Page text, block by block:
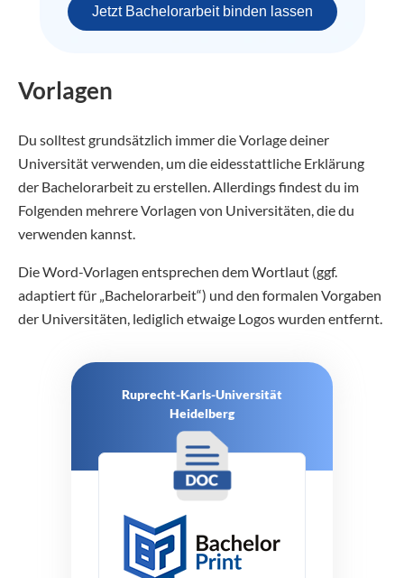
Jetzt Bachelorarbeit binden lassen
Vorlagen
Du solltest grundsätzlich immer die Vorlage deiner
Universität verwenden, um die eidesstattliche Erklärung
der Bachelorarbeit zu erstellen. Allerdings findest du im
Folgenden mehrere Vorlagen von Universitäten, die du
verwenden kannst.
Die Word-Vorlagen entsprechen dem Wortlaut (ggf.
adaptiert für „Bachelorarbeit“) und den formalen Vorgaben
der Universitäten, lediglich etwaige Logos wurden entfernt.
Ruprecht-Karls-Universität
Heidelberg